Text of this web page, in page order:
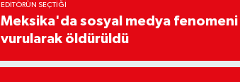
EDITÖRÜN SEÇTIĞI
Meksika'da sosyal medya fenomeni
vurularak öldürüldü